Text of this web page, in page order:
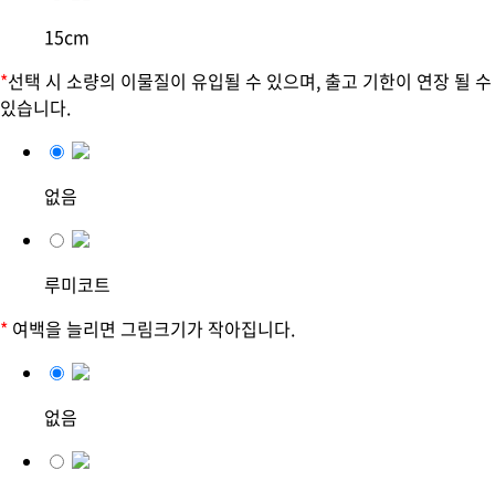
15cm
*선택 시 소량의 이물질이 유입될 수 있으며, 출고 기한이 연장 될 수
있습니다.
없음
루미코트
* 여백을 늘리면 그림크기가 작아집니다.
없음